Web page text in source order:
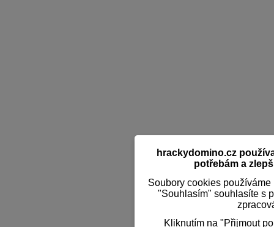
hrackydomino.cz
potřebám a
Soubory cookies
"Souhlasím" souhlasíte s
Kliknutím na "Přijmout